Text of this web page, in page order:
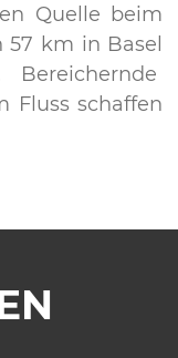
Quelle beim
km in Basel
Fluss schaffen